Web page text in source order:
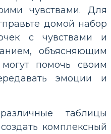
чувствами. Для
домой набор
с чувствами и
объясняющим
помочь своим
эмоции и
таблицы
комплексный